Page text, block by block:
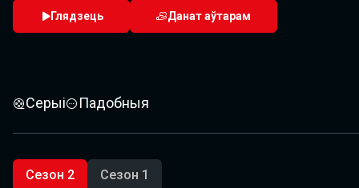
Глядзець Данат аўтарам
Серыі Падобныя
Сезон 2 Сезон 1